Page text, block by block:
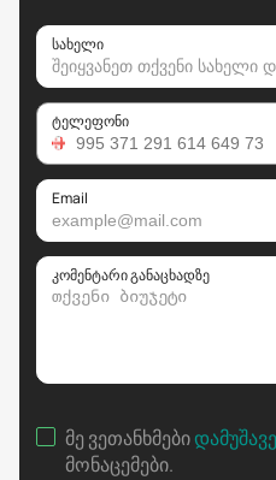
სახელი
ტელეფონი
Email
კომენტარი განაცხადზე
მე ვეთანხმები
მონაცემები.